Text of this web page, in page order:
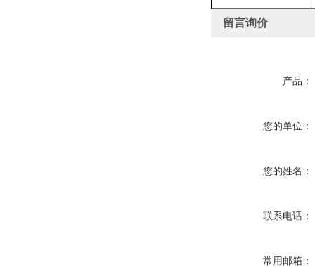
留言询价
产品：
您的单位：
您的姓名：
联系电话：
常用邮箱：